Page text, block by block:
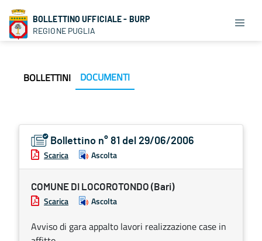
BOLLETTINO UFFICIALE - BURP
REGIONE PUGLIA
BOLLETTINI DOCUMENTI
Bollettino n° 81 del 29/06/2006
Scarica Ascolta
COMUNE DI LOCOROTONDO (Bari)
Scarica Ascolta
Avviso di gara appalto lavori realizzazione case in